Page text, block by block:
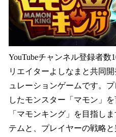
YouTubeチャンネル登録者数
リエイターよしなまと共同
ュレーションゲームです。
したモンスター「マモン」
「マモンキング」を目指し
テムと、プレイヤーの戦略